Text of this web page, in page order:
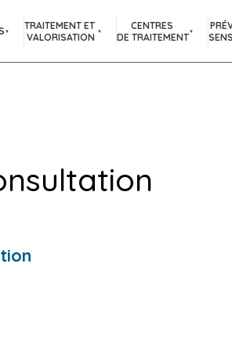
TRAITEMENT ET
VALORISATION
CENTRES
DE TRAITEMENT